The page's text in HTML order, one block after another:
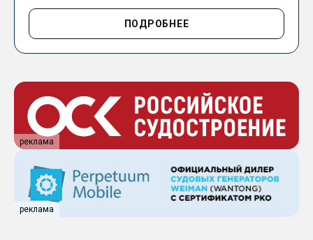
ПОДРОБНЕЕ
реклама
реклама